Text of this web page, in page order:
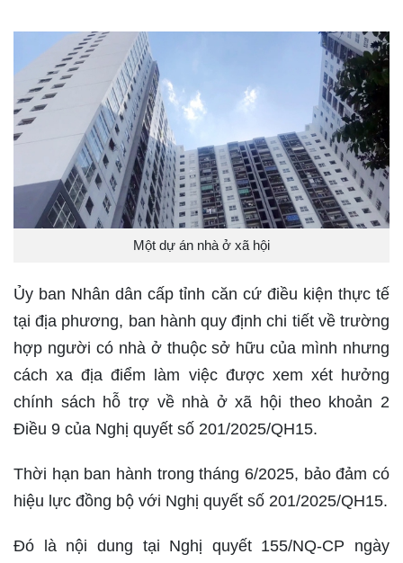
Một dự án nhà ở xã hội
Ủy ban Nhân dân cấp tỉnh căn cứ điều kiện thực tế
tại địa phương, ban hành quy định chi tiết về trường
hợp người có nhà ở thuộc sở hữu của mình nhưng
cách xa địa điểm làm việc được xem xét hưởng
chính sách hỗ trợ về nhà ở xã hội theo khoản 2
Điều 9 của Nghị quyết số 201/2025/QH15.
Thời hạn ban hành trong tháng 6/2025, bảo đảm có
hiệu lực đồng bộ với Nghị quyết số 201/2025/QH15.
Đó là nội dung tại Nghị quyết 155/NQ-CP ngày